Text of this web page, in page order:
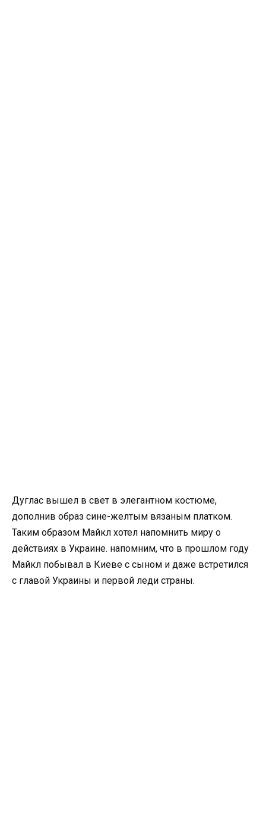
Дуглас вышел в свет в элегантном костюме,
дополнив образ сине-желтым вязаным платком.
Таким образом Майкл хотел напомнить миру о
действиях в Украине. напомним, что в прошлом году
Майкл побывал в Киеве с сыном и даже встретился
с главой Украины и первой леди страны.